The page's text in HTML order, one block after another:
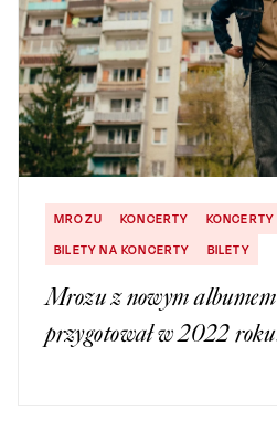
MROZU KONCERTY
BILETY NA KONCERTY
BILETY
Mrozu z nowym albumem
przygotował w 2022